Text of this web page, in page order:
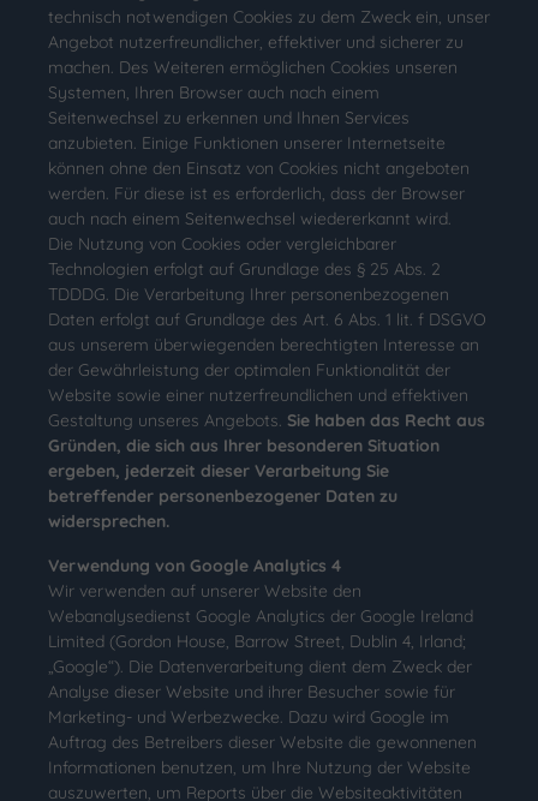
technisch notwendigen Cookies zu dem Zweck ein, unser
Angebot nutzerfreundlicher, effektiver und sicherer zu
machen. Des Weiteren ermöglichen Cookies unseren
Systemen, Ihren Browser auch nach einem
Seitenwechsel zu erkennen und Ihnen Services
anzubieten. Einige Funktionen unserer Internetseite
können ohne den Einsatz von Cookies nicht angeboten
werden. Für diese ist es erforderlich, dass der Browser
auch nach einem Seitenwechsel wiedererkannt wird.
Die Nutzung von Cookies oder vergleichbarer
Technologien erfolgt auf Grundlage des § 25 Abs. 2
TDDDG. Die Verarbeitung Ihrer personenbezogenen
Daten erfolgt auf Grundlage des Art. 6 Abs. 1 lit. f DSGVO
aus unserem überwiegenden berechtigten Interesse an
der Gewährleistung der optimalen Funktionalität der
Website sowie einer nutzerfreundlichen und effektiven
Gestaltung unseres Angebots. Sie haben das Recht aus
Gründen, die sich aus Ihrer besonderen Situation
ergeben, jederzeit dieser Verarbeitung Sie
betreffender personenbezogener Daten zu
widersprechen.
Verwendung von Google Analytics 4
Wir verwenden auf unserer Website den
Webanalysedienst Google Analytics der Google Ireland
Limited (Gordon House, Barrow Street, Dublin 4, Irland;
„Google“). Die Datenverarbeitung dient dem Zweck der
Analyse dieser Website und ihrer Besucher sowie für
Marketing- und Werbezwecke. Dazu wird Google im
Auftrag des Betreibers dieser Website die gewonnenen
Informationen benutzen, um Ihre Nutzung der Website
auszuwerten, um Reports über die Websiteaktivitäten